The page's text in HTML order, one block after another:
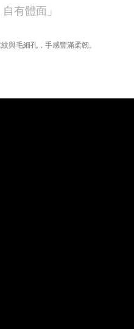
有體面」
與毛細孔，手感豐滿柔韌。